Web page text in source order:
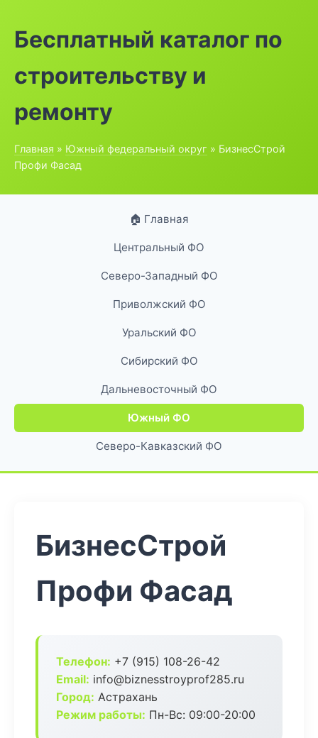
Бесплатный каталог по
строительству и
ремонту
Главная » Южный федеральный округ » БизнесСтрой
Профи Фасад
🏠 Главная
Центральный ФО
Северо-Западный ФО
Приволжский ФО
Уральский ФО
Сибирский ФО
Дальневосточный ФО
Южный ФО
Северо-Кавказский ФО
БизнесСтрой
Профи Фасад
Телефон: +7 (915) 108-26-42
Email: info@biznesstroyprof285.ru
Город: Астрахань
Режим работы: Пн-Вс: 09:00-20:00